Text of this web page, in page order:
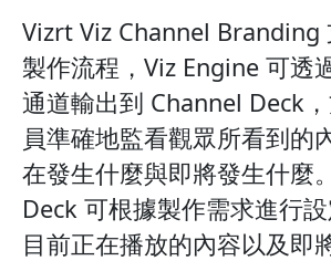
Vizrt Viz Channel Branding
製作流程，Viz Engine 可透
通道輸出到 Channel Deck
員準確地監看觀眾所看到的
在發生什麼與即將發生什麼
Deck 可根據製作需求進行
目前正在播放的內容以及即